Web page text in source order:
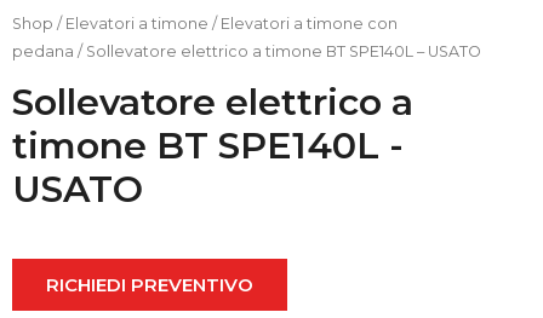
Usato
Noleggio
Servizi
Shop / Elevatori a timone / Elevatori a timone con
pedana / Sollevatore elettrico a timone BT SPE140L – USATO
Sollevatore elettrico a
timone BT SPE140L -
USATO
RICHIEDI PREVENTIVO